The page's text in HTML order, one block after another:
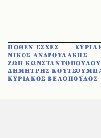
ΠΟΘΕΝ ΕΣΧΕΣ
ΝΙΚΟΣ ΑΝΔΡΟΥΛΑΚΗΣ
ΖΩΗ ΚΩΝΣΤΑΝΤΟΠΟΥΛΟΥ
ΔΗΜΗΤΡΗΣ
ΚΥΡΙΑΚΟΣ ΒΕΛΟΠΟΥΛΟΣ